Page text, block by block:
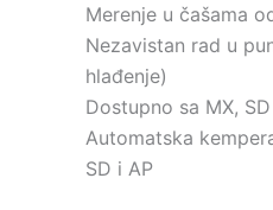
Merenje u čašama
Nezavistan rad u
hlađenje)
Dostupno sa MX,
Automatska
SD i AP